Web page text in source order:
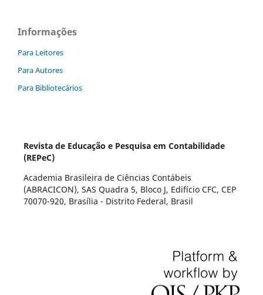
Informações
Para Leitores
Para Autores
Para Bibliotecários
Revista de Educação e Pesquisa em Contabilidade
(REPeC)
Academia Brasileira de Ciências Contábeis
(ABRACICON), SAS Quadra 5, Bloco J, Edifício CFC, CEP
70070-920, Brasília - Distrito Federal, Brasil